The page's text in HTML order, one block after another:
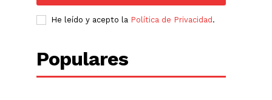
He leído y acepto la Política de Privacidad .
Populares